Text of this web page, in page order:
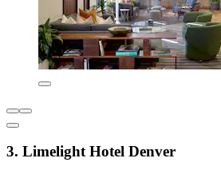
3. Limelight Hotel Denver